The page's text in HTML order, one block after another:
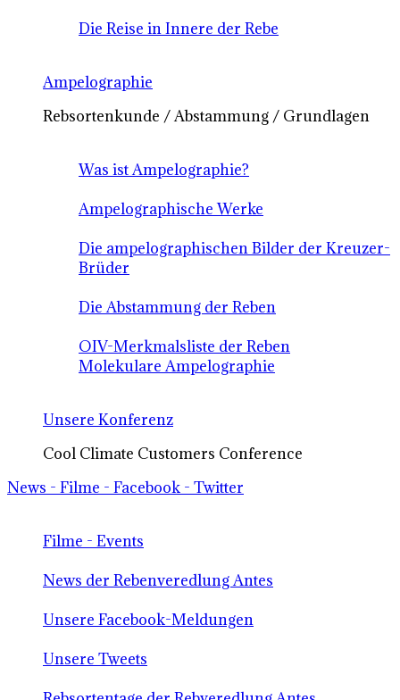
Die Reise in Innere der Rebe
Ampelographie
Rebsortenkunde / Abstammung / Grundlagen
Was ist Ampelographie?
Ampelographische Werke
Die ampelographischen Bilder der Kreuzer-
Brüder
Die Abstammung der Reben
OIV-Merkmalsliste der Reben
Molekulare Ampelographie
Unsere Konferenz
Cool Climate Customers Conference
News - Filme - Facebook - Twitter
Filme - Events
News der Rebenveredlung Antes
Unsere Facebook-Meldungen
Unsere Tweets